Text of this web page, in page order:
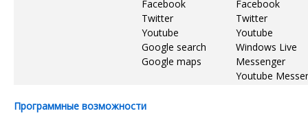
Facebook
Twitter
Youtube
Google search
Google maps
Facebook
Twitter
Youtube
Windows Live
Messenger
Youtube
Программные возможности